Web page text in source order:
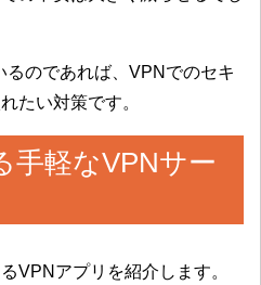
のであれば、VPNでのセキ
たい対策です。
手軽なVPNサー
VPNアプリを紹介します。